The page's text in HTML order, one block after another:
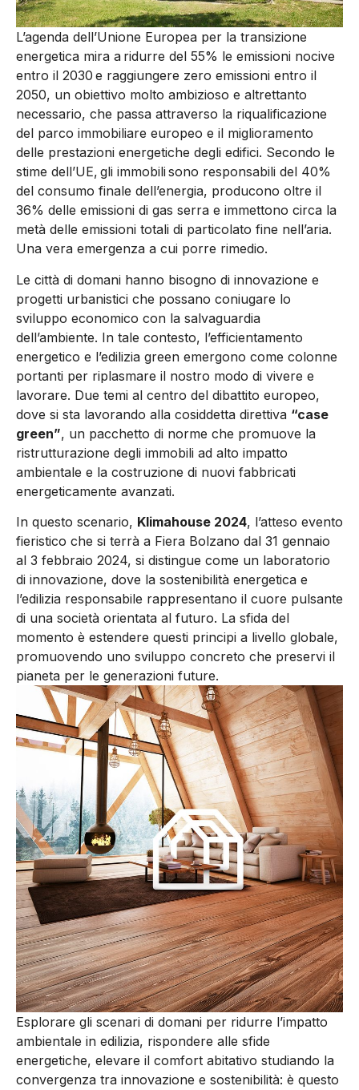
L’agenda dell’Unione Europea per la transizione
energetica mira a ridurre del 55% le emissioni nocive
entro il 2030 e raggiungere zero emissioni entro il
2050, un obiettivo molto ambizioso e altrettanto
necessario, che passa attraverso la riqualificazione
del parco immobiliare europeo e il miglioramento
delle prestazioni energetiche degli edifici. Secondo le
stime dell’UE, gli immobili sono responsabili del 40%
del consumo finale dell’energia, producono oltre il
36% delle emissioni di gas serra e immettono circa la
metà delle emissioni totali di particolato fine nell’aria.
Una vera emergenza a cui porre rimedio.
Le città di domani hanno bisogno di innovazione e
progetti urbanistici che possano coniugare lo
sviluppo economico con la salvaguardia
dell’ambiente. In tale contesto, l’efficientamento
energetico e l’edilizia green emergono come colonne
portanti per riplasmare il nostro modo di vivere e
lavorare. Due temi al centro del dibattito europeo,
dove si sta lavorando alla cosiddetta direttiva “case
green”, un pacchetto di norme che promuove la
ristrutturazione degli immobili ad alto impatto
ambientale e la costruzione di nuovi fabbricati
energeticamente avanzati.
In questo scenario, Klimahouse 2024, l’atteso evento
fieristico che si terrà a Fiera Bolzano dal 31 gennaio
al 3 febbraio 2024, si distingue come un laboratorio
di innovazione, dove la sostenibilità energetica e
l’edilizia responsabile rappresentano il cuore pulsante
di una società orientata al futuro. La sfida del
momento è estendere questi principi a livello globale,
promuovendo uno sviluppo concreto che preservi il
pianeta per le generazioni future.
Esplorare gli scenari di domani per ridurre l’impatto
ambientale in edilizia, rispondere alle sfide
energetiche, elevare il comfort abitativo studiando la
convergenza tra innovazione e sostenibilità: è questo